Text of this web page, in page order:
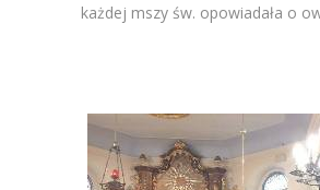
każdej mszy św. opowiadała o